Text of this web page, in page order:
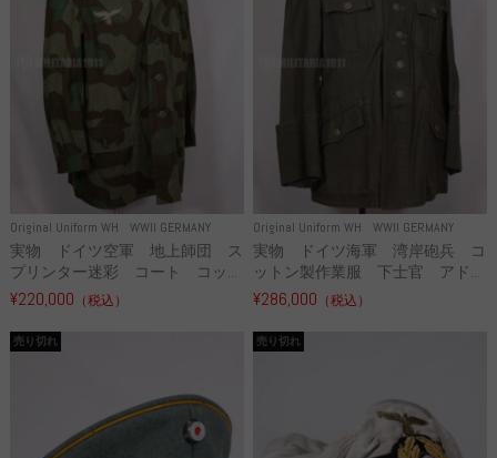
Original Uniform WH WWII GERMANY
実物 ドイツ空軍 地上師団 ス
プリンター迷彩 コート コッ...
¥220,000 （税込）
Original Uniform WH WWII GERMANY
実物 ドイツ海軍 湾岸砲兵 コ
ットン製作業服 下士官 アド...
¥286,000 （税込）
売り切れ 売り切れ